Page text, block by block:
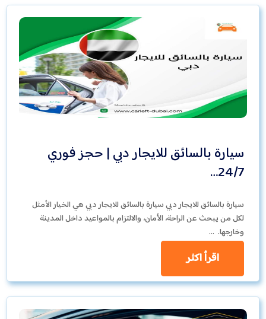
سيارة بالسائق للايجار دبي | حجز فوري
24/7…
سيارة بالسائق للايجار دبي سيارة بالسائق للايجار دبي هي الخيار الأمثل
لكل من يبحث عن الراحة، الأمان، والالتزام بالمواعيد داخل المدينة
وخارجها. …
اقرأ اكثر